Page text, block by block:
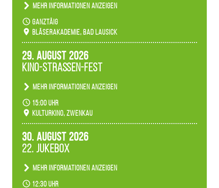
Mehr Informationen anzeigen
Teilnahme der Bläserklassen.
ganztäig
Bläserakademie, Bad Lausick
29. August 2026
Kino-Straßen-Fest
Mehr Informationen anzeigen
Konzert unserer Zwenkauer Schüler und
Schülerinnen zum Fest des Kulturkinos.
15:00 Uhr
Kulturkino, Zwenkau
30. August 2026
22. Jukebox
Mehr Informationen anzeigen
Anlässlicher der 775-Jahrfeier der Stadt Borna
12:30 Uhr